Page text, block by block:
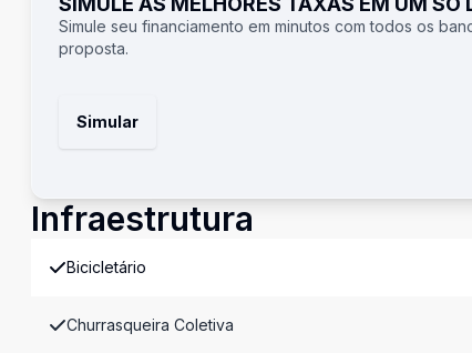
Simule seu financiamento em minutos com todos os
proposta.
Simular
Infraestrutura
Bicicletário
Churrasqueira Coletiva